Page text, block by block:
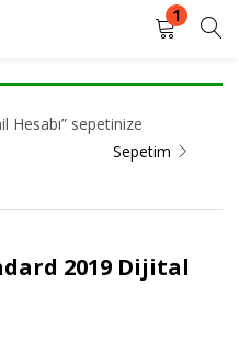
1
KAYIT OL
Hesabı” sepetinize
Sepetim
2019 Dijital